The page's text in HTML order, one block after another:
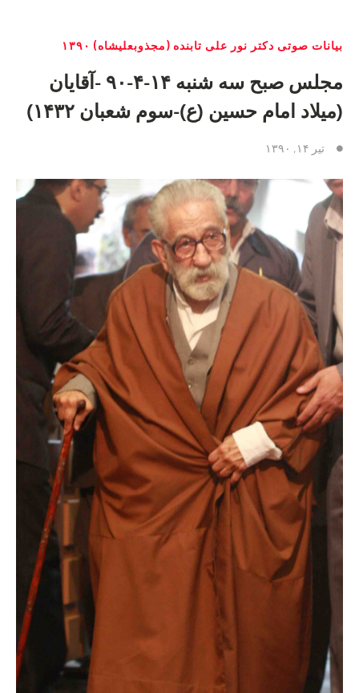
بیانات صوتی دکتر نور علی تابنده (مجذوبعلیشاه) ۱۳۹۰
مجلس صبح سه شنبه ۱۴-۴-۹۰ -آقایان
(میلاد امام حسین (ع)-سوم شعبان ۱۴۳۲)
تیر ۱۴, ۱۳۹۰